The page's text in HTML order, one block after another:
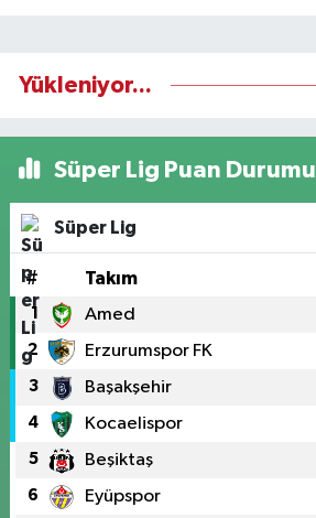
Yükleniyor...
Süper Lig Puan Durumu
Süper Lig
# Takım
1 Amed
2 Erzurumspor FK
3 Başakşehir
4 Kocaelispor
5 Beşiktaş
6 Eyüpspor